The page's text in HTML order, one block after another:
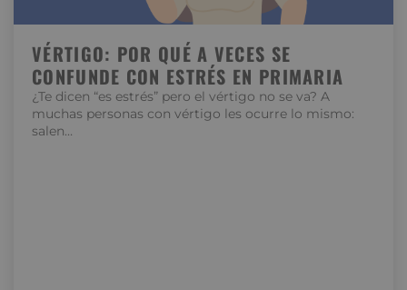
VÉRTIGO: POR QUÉ A VECES SE
CONFUNDE CON ESTRÉS EN PRIMARIA
¿Te dicen “es estrés” pero el vértigo no se va? A
muchas personas con vértigo les ocurre lo mismo:
salen…